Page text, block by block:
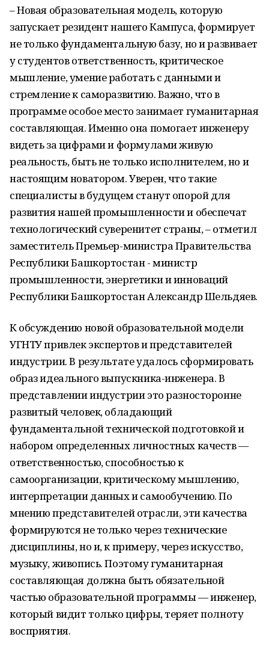
– Новая образовательная модель, которую
запускает резидент нашего Кампуса, формирует
не только фундаментальную базу, но и развивает
у студентов ответственность, критическое
мышление, умение работать с данными и
стремление к саморазвитию. Важно, что в
программе особое место занимает гуманитарная
составляющая. Именно она помогает инженеру
видеть за цифрами и формулами живую
реальность, быть не только исполнителем, но и
настоящим новатором. Уверен, что такие
специалисты в будущем станут опорой для
развития нашей промышленности и обеспечат
технологический суверенитет страны, – отметил
заместитель Премьер-министра Правительства
Республики Башкортостан - министр
промышленности, энергетики и инноваций
Республики Башкортостан Александр Шельдяев.
К обсуждению новой образовательной модели
УГНТУ привлек экспертов и представителей
индустрии. В результате удалось сформировать
образ идеального выпускника-инженера. В
представлении индустрии это разносторонне
развитый человек, обладающий
фундаментальной технической подготовкой и
набором определенных личностных качеств —
ответственностью, способностью к
самоорганизации, критическому мышлению,
интерпретации данных и самообучению. По
мнению представителей отрасли, эти качества
формируются не только через технические
дисциплины, но и, к примеру, через искусство,
музыку, живопись. Поэтому гуманитарная
составляющая должна быть обязательной
частью образовательной программы — инженер,
который видит только цифры, теряет полноту
восприятия.